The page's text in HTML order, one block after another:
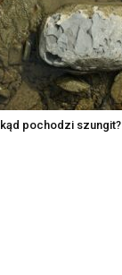
pochodzi szungit?